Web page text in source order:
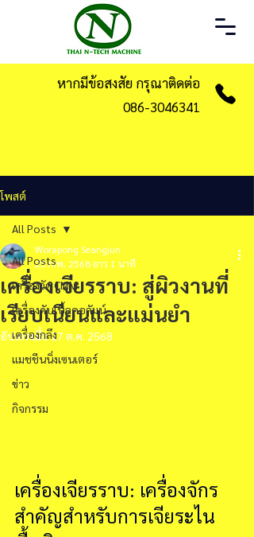
หากมีข้อสงสัย กรุณาติดต่อ
086-3046341
โพสต์
All Posts
เครื่องวัด CMM
เครื่องดับเบิ้ลคอลัมน์
เครื่องกลึง
แมชชีนนิ่งเซนเตอร์
ข่าว
กิจกรรม
All Posts
เครื่องเจียรราบ: สู่ผิวงานที่
เรียบเนียนและแม่นยำ
Worapong Seangjun
25 ก.พ. 2568 ยาว 1 นาที
อัปเดตเมื่อ27 ต.ค. 2568
เครื่องเจียรราบ: เครื่องจักร
สำคัญสำหรับการเจียระไน